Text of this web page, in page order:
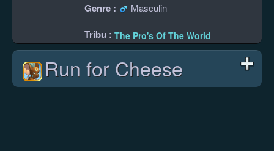
Genre :
Masculin
Tribu : The Pro's Of The World
Run for Cheese